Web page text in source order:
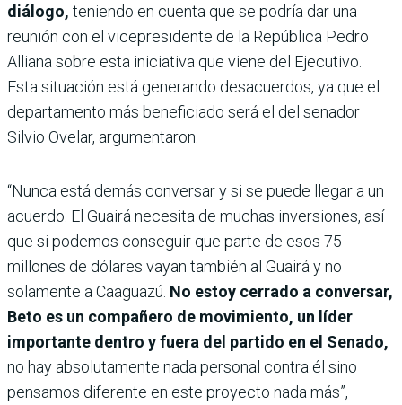
diálogo, teniendo en cuenta que se podría dar una
reunión con el vicepresidente de la República Pedro
Alliana sobre esta iniciativa que viene del Ejecutivo.
Esta situación está generando desacuerdos, ya que el
departamento más beneficiado será el del senador
Silvio Ovelar, argumentaron.
“Nunca está demás conversar y si se puede llegar a un
acuerdo. El Guairá necesita de muchas inversiones, así
que si podemos conseguir que parte de esos 75
millones de dólares vayan también al Guairá y no
solamente a Caaguazú. No estoy cerrado a conversar,
Beto es un compañero de movimiento, un líder
importante dentro y fuera del partido en el Senado,
no hay absolutamente nada personal contra él sino
pensamos diferente en este proyecto nada más”,